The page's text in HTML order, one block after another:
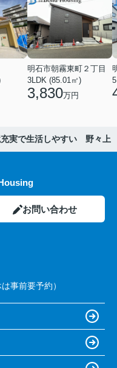
明石市朝霧東町２丁目
3LDK (85.01㎡)
3,830万円
実で生活しやすい 野々上
お問い合わせ
事前要予約）